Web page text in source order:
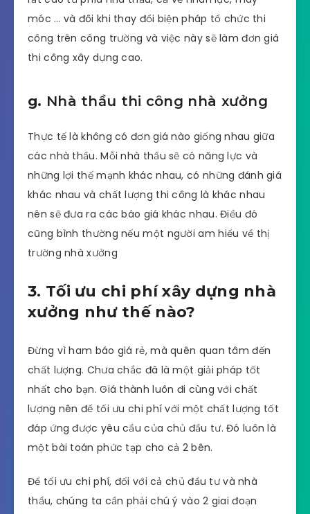
Tiến độ thi công xây dựng nhà xường khung thép
tính toán & mua về ngay sau khi hoàn thành phần
xây dựng để chuẩn bị cho quá trình sản xuất. Đôi
khi vì một lý do nào đấy tiến độ thi công nhà
xưởng được đẩy lên rất nhanh và yêu cầu nỗ lực
rất cao từ phía nhà thầu, cả về nhân lực, máy
móc … và đôi khi thay đổi biện pháp tổ chức thi
công trên công trường và việc này sẽ làm đơn giá
thi công xây dựng cao.
Thực tế là không có đơn giá nào giống nhau giữa
những lợi thế mạnh khác nhau, có những đánh giá
khác nhau và chất lượng thi công là khác nhau
nên sẽ đưa ra các báo giá khác nhau. Điều đó
cũng bình thường nếu một người am hiểu về thị
trường nhà xưởng
xưởng như thế nào?